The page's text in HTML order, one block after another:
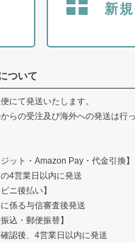
新
ついて
にて発送いたします。
らの受注及び海外への発送は行
ジット・Amazon Pay・代金引換】
の4営業日以内に発送
ビニ後払い】
係る与信審査後発送
振込・郵便振替】
確認後、4営業日以内に発送